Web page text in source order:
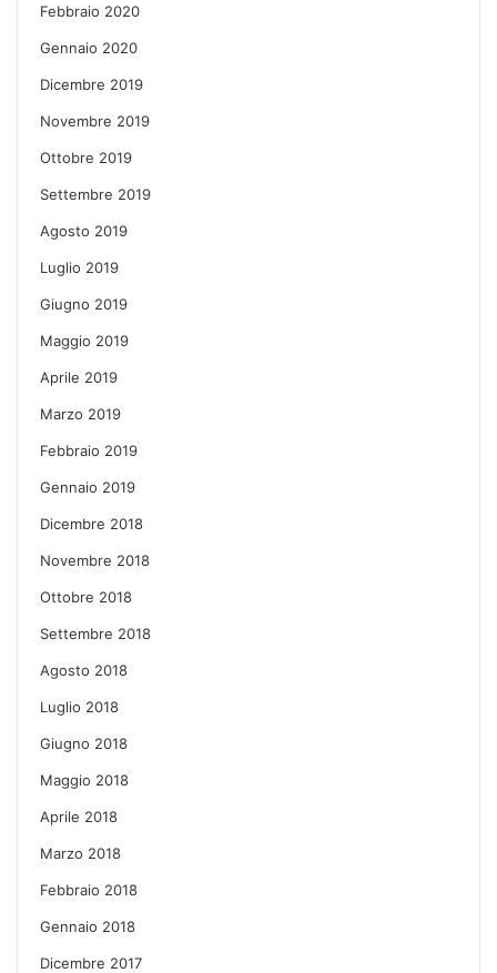
Febbraio 2020
Gennaio 2020
Dicembre 2019
Novembre 2019
Ottobre 2019
Settembre 2019
Agosto 2019
Luglio 2019
Giugno 2019
Maggio 2019
Aprile 2019
Marzo 2019
Febbraio 2019
Gennaio 2019
Dicembre 2018
Novembre 2018
Ottobre 2018
Settembre 2018
Agosto 2018
Luglio 2018
Giugno 2018
Maggio 2018
Aprile 2018
Marzo 2018
Febbraio 2018
Gennaio 2018
Dicembre 2017